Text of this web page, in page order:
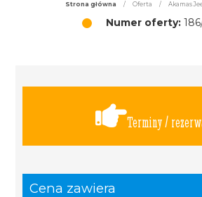
Strona główna / Oferta / Akamas
Numer oferty:
Terminy /
Cena zawiera